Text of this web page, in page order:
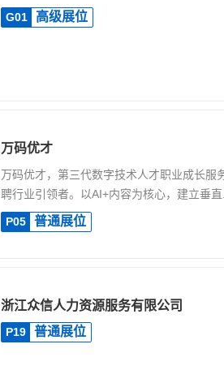
G01 高级展位
万码优才
万码优才，第三代数字技术人才职业成长服
聘行业引领者。以AI+内容为核心，建立垂
P05 普通展位
浙江众信人力资源服务有限公司
P19 普通展位